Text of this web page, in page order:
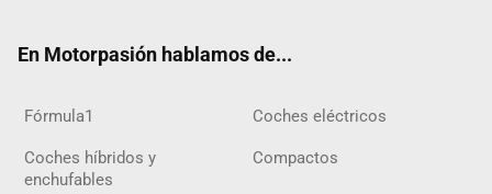
En Motorpasión hablamos de...
Fórmula1 Coches eléctricos
Coches híbridos y
enchufables
Compactos